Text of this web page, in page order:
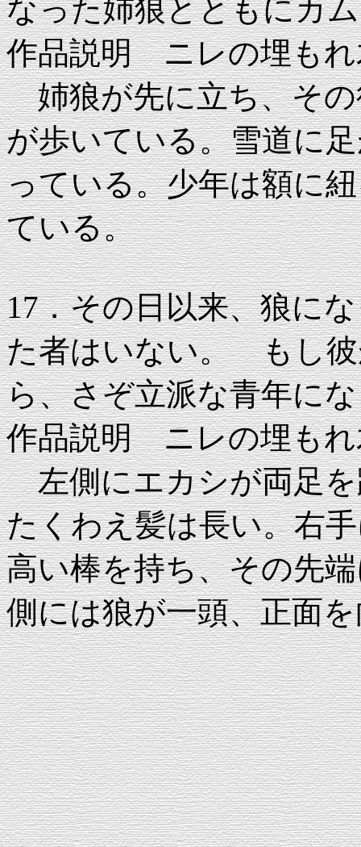
なった姉狼とともにカ
作品説明 ニレの埋も
姉狼が先に立ち、その
が歩いている。雪道に
っている。少年は額に
ている。
17．その日以来、狼に
た者はいない。 もし彼
ら、さぞ立派な青年に
作品説明 ニレの埋も
左側にエカシが両足を
たくわえ髪は長い。右
高い棒を持ち、その先
側には狼が一頭、正面